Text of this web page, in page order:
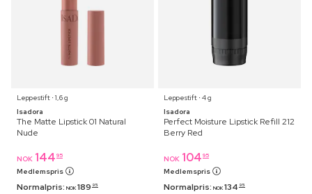
Leppestift ⋅ 1,6 g
Isadora
The Matte Lipstick 01 Natural
Nude
NOK 144 95
Medlemspris
Normalpris: NOK 189 95
Leppestift ⋅ 4 g
Isadora
Perfect Moisture Lipstick Refill 212
Berry Red
NOK 104 95
Medlemspris
Normalpris: NOK 134 95